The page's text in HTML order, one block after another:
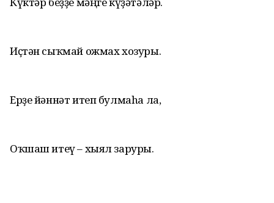
Иҫтән сыҡмай ожмах хозуры.
Ерҙе йәннәт итеп булмаhа ла,
Оҡшаш итеү – хыял заруры.